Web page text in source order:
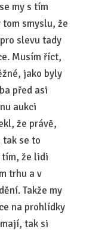
my s tím
smyslu, že
slevu tady
Musím říct,
jako byly
před asi
aukci
že právě,
tak se to
tím, že lidi
trhu a v
Takže my
na prohlídky
tak si